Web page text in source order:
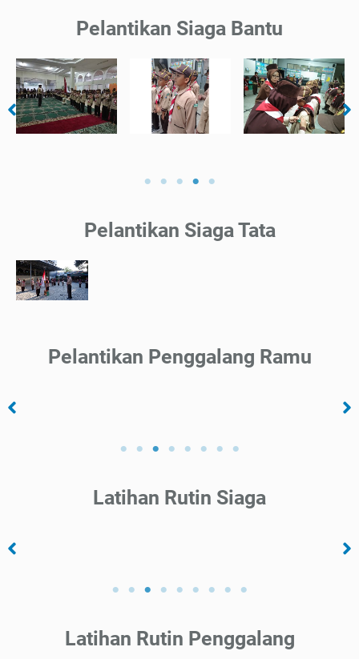
Pelantikan Siaga Bantu
Pelantikan Siaga Tata
Pelantikan Penggalang Ramu
Latihan Rutin Siaga
Latihan Rutin Penggalang